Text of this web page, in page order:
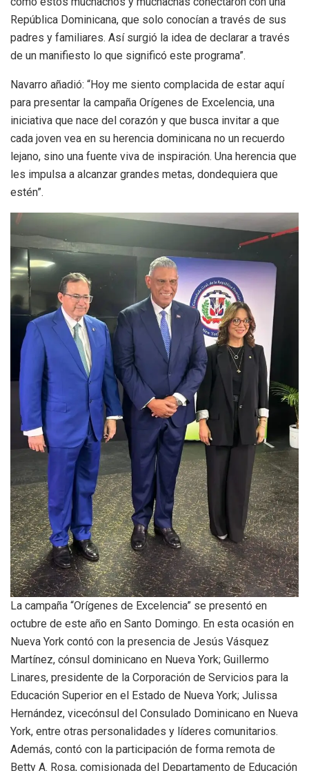
República Dominicana, que solo conocían a través de sus
padres y familiares. Así surgió la idea de declarar a través
de un manifiesto lo que significó este programa”.
Navarro añadió: “Hoy me siento complacida de estar aquí
para presentar la campaña Orígenes de Excelencia, una
iniciativa que nace del corazón y que busca invitar a que
cada joven vea en su herencia dominicana no un recuerdo
lejano, sino una fuente viva de inspiración. Una herencia que
les impulsa a alcanzar grandes metas, dondequiera que
estén”.
La campaña “Orígenes de Excelencia” se presentó en
octubre de este año en Santo Domingo. En esta ocasión en
Nueva York contó con la presencia de Jesús Vásquez
Martínez, cónsul dominicano en Nueva York; Guillermo
Linares, presidente de la Corporación de Servicios para la
Educación Superior en el Estado de Nueva York; Julissa
Hernández, vicecónsul del Consulado Dominicano en Nueva
York, entre otras personalidades y líderes comunitarios.
Además, contó con la participación de forma remota de
Betty A. Rosa, comisionada del Departamento de Educación